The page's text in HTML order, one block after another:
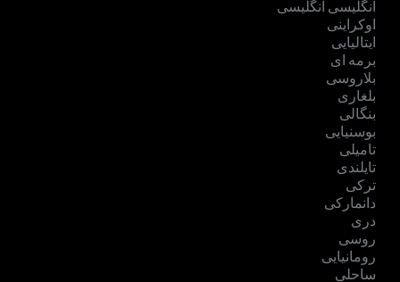
انگلیسی انگلیسی
اوکراینی
ایتالیایی
برمه ای
بلاروسی
بلغاری
بنگالی
بوسنیایی
تامیلی
تایلندی
ترکی
دانمارکی
دری
روسی
رومانیایی
ساحلی